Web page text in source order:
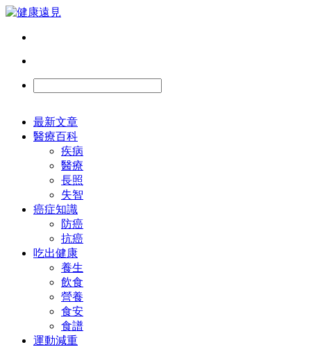
最新文章
醫療百科
疾病
醫療
長照
失智
癌症知識
防癌
抗癌
吃出健康
養生
飲食
營養
食安
食譜
運動減重